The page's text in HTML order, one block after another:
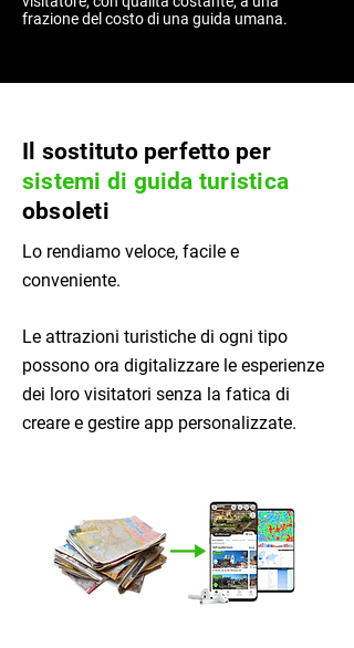
frazione del costo di una guida umana.
Il sostituto perfetto per
sistemi di guida turistica
obsoleti
Lo rendiamo veloce, facile e
conveniente.
Le attrazioni turistiche di ogni tipo
possono ora digitalizzare le esperienze
dei loro visitatori senza la fatica di
creare e gestire app personalizzate.